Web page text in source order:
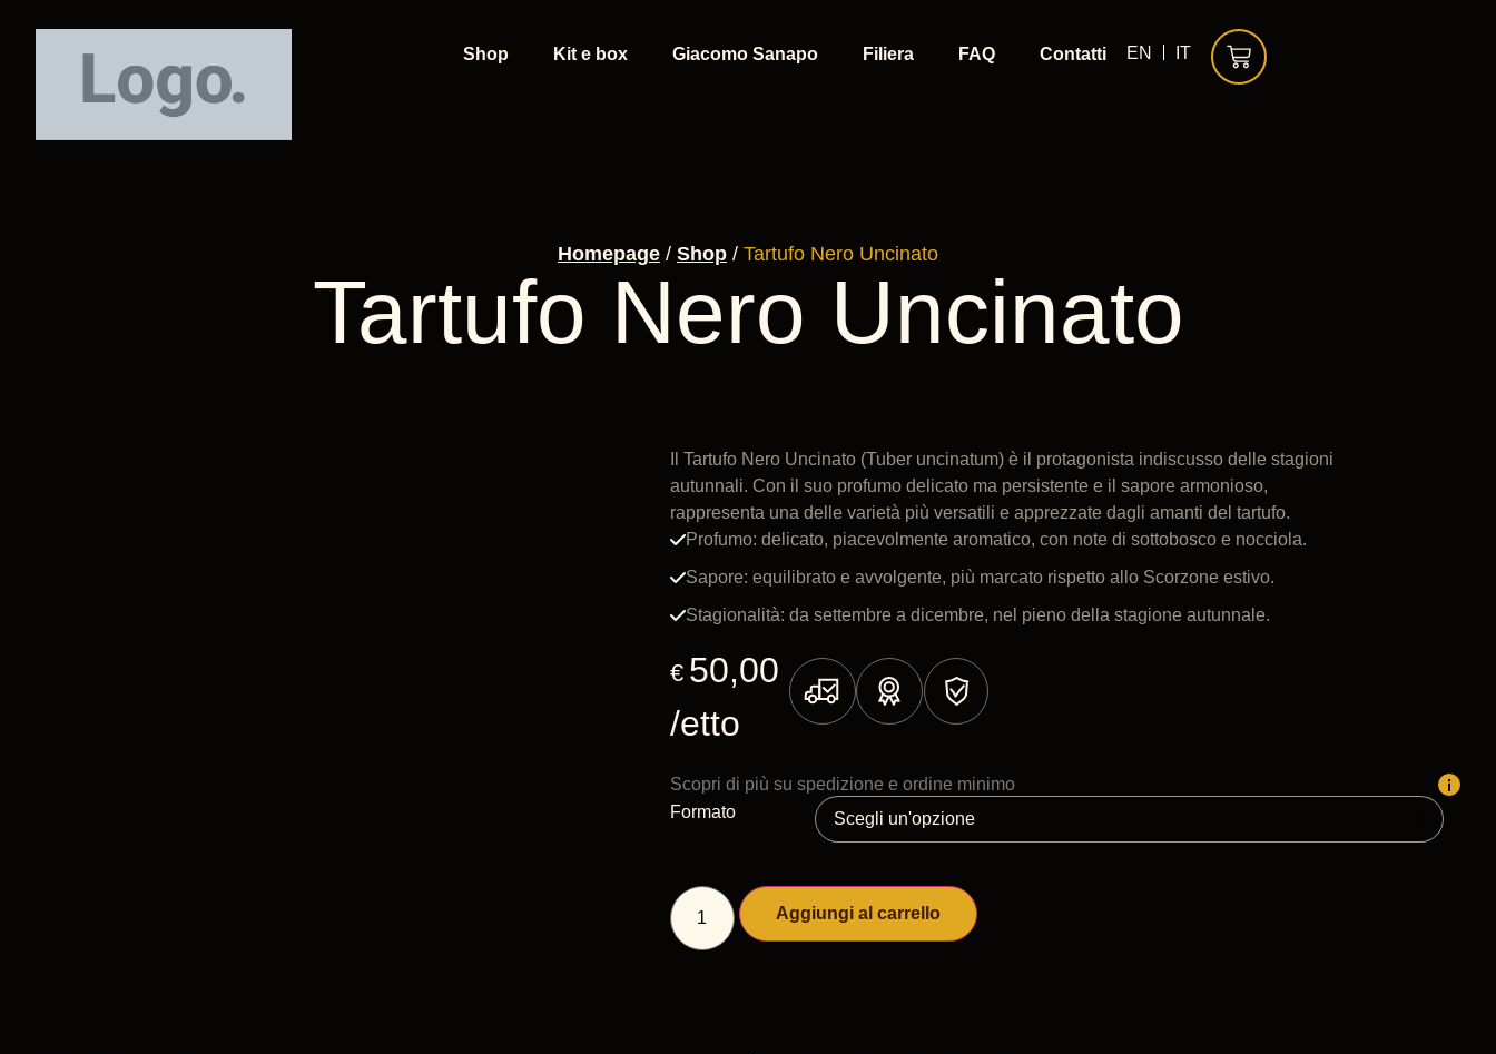
Shop Kit e box Giacomo Sanapo Filiera FAQ Contatti EN IT
Homepage / Shop / Tartufo Nero Uncinato
Tartufo Nero Uncinato
Il Tartufo Nero Uncinato (Tuber uncinatum) è il protagonista indiscusso delle stagioni
autunnali. Con il suo profumo delicato ma persistente e il sapore armonioso,
rappresenta una delle varietà più versatili e apprezzate dagli amanti del tartufo.
Profumo: delicato, piacevolmente aromatico, con note di sottobosco e nocciola.
Sapore: equilibrato e avvolgente, più marcato rispetto allo Scorzone estivo.
Stagionalità: da settembre a dicembre, nel pieno della stagione autunnale.
50,00
€
/etto
Scopri di più su spedizione e ordine minimo
Formato
Aggiungi al carrello